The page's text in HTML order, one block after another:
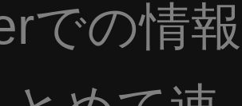
での情報